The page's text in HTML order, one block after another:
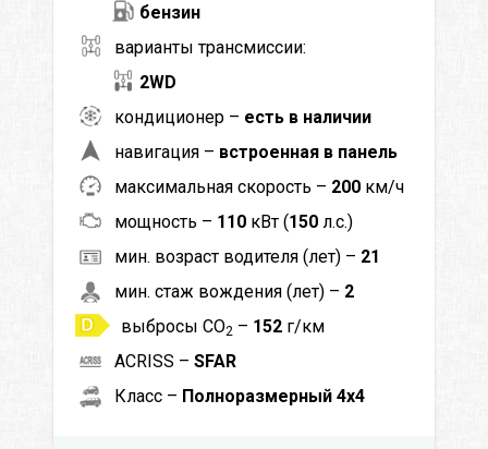
бензин
варианты трансмиссии:
2WD
кондиционер – есть в наличии
навигация – встроенная в панель
максимальная скорость – 200 км/ч
мощность – 110 кВт (150 л.с.)
мин. возраст водителя (лет) – 21
мин. стаж вождения (лет) – 2
выбросы CO2 – 152 г/км
ACRISS – SFAR
Класс – Полноразмерный 4x4